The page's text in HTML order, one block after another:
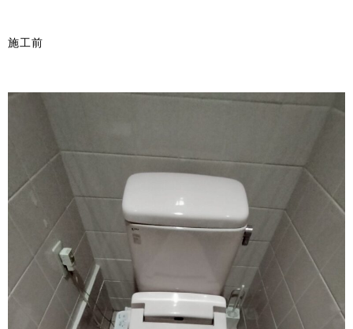
施工前